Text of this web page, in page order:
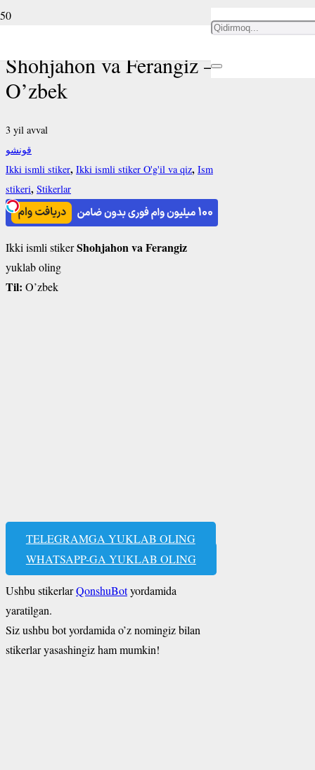
Shohjahon va Ferangiz –
O’zbek
3 yil avval
قونشو
Ikki ismli stiker, Ikki ismli stiker O'g'il va qiz, Ism
stikeri, Stikerlar
Ikki ismli stikerShohjahon va Ferangiz
yuklab oling
Til: O’zbek
TELEGRAMGA YUKLAB OLING
WHATSAPP-GA YUKLAB OLING
Ushbu stikerlarQonshuBotyordamida
yaratilgan.
Siz ushbu bot yordamida o’z nomingiz bilan
stikerlar yasashingiz ham mumkin!